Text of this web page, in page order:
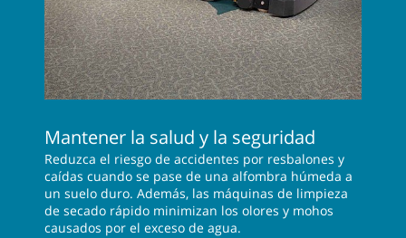
Mantener la salud y la seguridad
Reduzca el riesgo de accidentes por resbalones y
caídas cuando se pase de una alfombra húmeda a
un suelo duro. Además, las máquinas de limpieza
de secado rápido minimizan los olores y mohos
causados por el exceso de agua.